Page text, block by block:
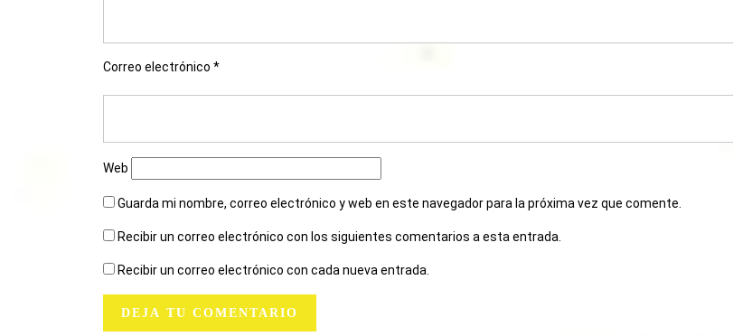
Correo electrónico *
Web
Guarda mi nombre, correo electrónico y web en este navegador para la próxima vez que comente.
Recibir un correo electrónico con los siguientes comentarios a esta entrada.
Recibir un correo electrónico con cada nueva entrada.